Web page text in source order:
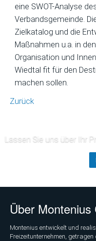
eine SWOT-Analyse
Verbandsgemeinde.
Zielkatalog und die
Maßnahmen u.a. in
Organisation und
Wiedtal fit für den
machen sollen.
Zurück
Lassen Sie uns über Ihr
Über Montenius
Montenius entwickelt und
Freizeitunternehmen,